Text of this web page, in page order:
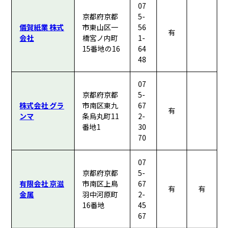
儀賀紙業 株式
会社
京都府京都
市東山区一
橋宮ノ内町
15番地の16
07
5-
56
1-
64
48
有
株式会社 グラ
ンマ
京都府京都
市南区東九
条烏丸町11
番地1
07
5-
67
2-
30
70
有
有限会社 京滋
金属
京都府京都
市南区上鳥
羽中河原町
16番地
07
5-
67
2-
45
67
有 有